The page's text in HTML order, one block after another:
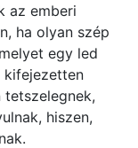
az emberi
ha olyan szép
egy led
kifejezetten
hiszen,